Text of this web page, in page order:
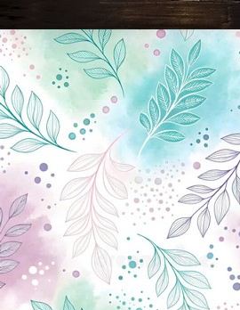
Новини Чернігова, Чернігівські новини, Чернігівський формат, новини Чернігова, події в